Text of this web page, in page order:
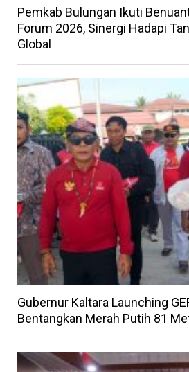
Pemkab Bulungan Ikuti
Forum 2026, Sinergi Hadapi
Global
Gubernur Kaltara Launching
Bentangkan Merah Putih 81